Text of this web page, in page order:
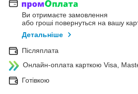
Ви отримаєте замовлення
або гроші повернуться на вашу
Детальніше
Післяплата
Онлайн-оплата карткою Visa,
Готівкою